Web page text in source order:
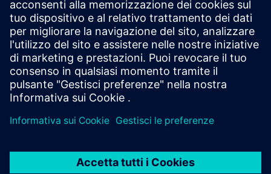
Informazioni e risorse aggiuntive
Serie Milesight Stereo Vision People Counting — Retail
Intelligence